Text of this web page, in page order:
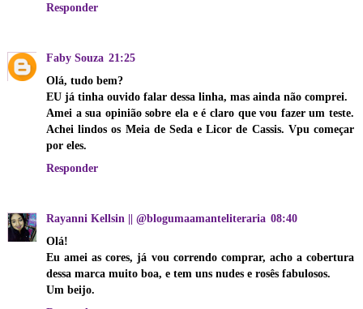
Responder
Faby Souza 21:25
Olá, tudo bem?
EU já tinha ouvido falar dessa linha, mas ainda não comprei.
Amei a sua opinião sobre ela e é claro que vou fazer um teste.
Achei lindos os Meia de Seda e Licor de Cassis. Vpu começar
por eles.
Responder
Rayanni Kellsin || @blogumaamanteliteraria 08:40
Olá!
Eu amei as cores, já vou correndo comprar, acho a cobertura
dessa marca muito boa, e tem uns nudes e rosês fabulosos.
Um beijo.